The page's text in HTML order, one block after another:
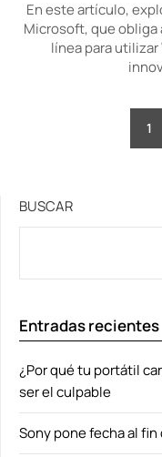
En este artículo,
Microsoft, que obliga
línea para
1
BUSCAR
Entradas recientes
¿Por qué tu portátil
ser el culpable
Sony pone fecha al